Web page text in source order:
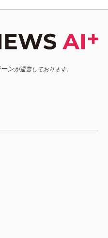
ンが運営しております。